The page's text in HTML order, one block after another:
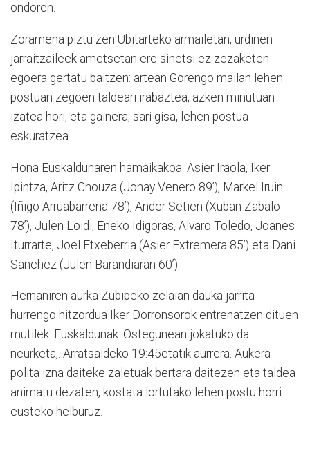
ondoren.
Zoramena piztu zen Ubitarteko armailetan, urdinen
jarraitzaileek ametsetan ere sinetsi ez zezaketen
egoera gertatu baitzen: artean Gorengo mailan lehen
postuan zegoen taldeari irabaztea, azken minutuan
izatea hori, eta gainera, sari gisa, lehen postua
eskuratzea.
Hona Euskaldunaren hamaikakoa: Asier Iraola, Iker
Ipintza, Aritz Chouza (Jonay Venero 89’), Markel Iruin
(Iñigo Arruabarrena 78’), Ander Setien (Xuban Zabalo
78’), Julen Loidi, Eneko Idigoras, Alvaro Toledo, Joanes
Iturrarte, Joel Etxeberria (Asier Extremera 85’) eta Dani
Sanchez (Julen Barandiaran 60’).
Hernaniren aurka Zubipeko zelaian dauka jarrita
hurrengo hitzordua Iker Dorronsorok entrenatzen dituen
mutilek. Euskaldunak. Ostegunean jokatuko da
neurketa,. Arratsaldeko 19:45etatik aurrera. Aukera
polita izna daiteke zaletuak bertara daitezen eta taldea
animatu dezaten, kostata lortutako lehen postu horri
eusteko helburuz.